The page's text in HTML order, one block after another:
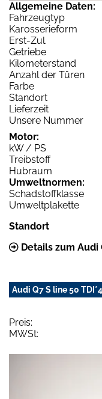
Allgemeine Daten:
Fahrzeugtyp
Karosserieform
Erst-Zul.
Getriebe
Kilometerstand
Anzahl der Türen
Farbe
Standort
Lieferzeit
Unsere Nummer
Motor:
kW / PS
Treibstoff
Hubraum
Umweltnormen:
Schadstoffklasse
Umweltplakette
Standort
Details zum Audi
Audi Q7 S line 50
Preis:
MWSt: